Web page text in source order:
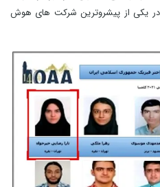
در یکی از پیشروترین شرکت‌ های هوش